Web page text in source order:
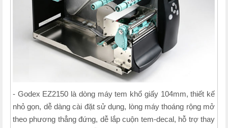
- Godex EZ2150 là dòng máy tem khổ giấy 104mm, thiết kế
nhỏ gọn, dễ dàng cài đặt sử dụng, lòng máy thoáng rộng mở
theo phương thẳng đứng, dễ lắp cuộn tem-decal, hỗ trợ thay